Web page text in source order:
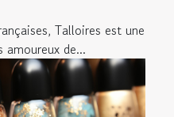
Talloires est une
de...